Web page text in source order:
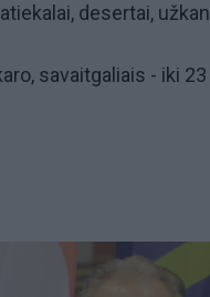
desertai,
savaitgaliais - iki 23